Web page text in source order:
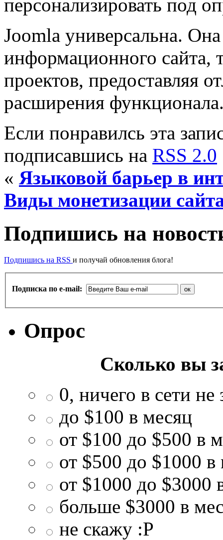
персонализировать под
Joomla универсальна.
информационного сайта,
проектов, предоставляя
расширения
Если понравилсь эта
подписавшись на RSS 2.0
« Языковой барьер в
Виды монетизации
Подпишись на
Подпишись на RSS и получай обновления блога!
Подписка по e-mail:
Опрос
Сколько вы
0, ничего в сети не
до $100 в месяц
от $100 до $500 в
от $500 до $1000 в
от $1000 до $3000
больше $3000 в
не скажу :P